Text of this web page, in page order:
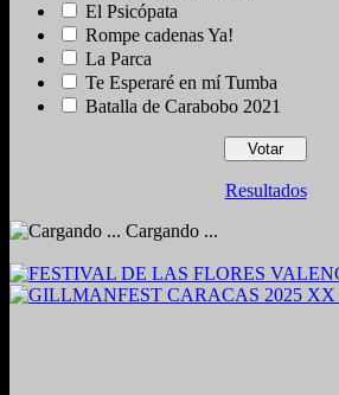
El Psicópata
Rompe cadenas Ya!
La Parca
Te Esperaré en mí Tumba
Batalla de Carabobo 2021
Resultados
Cargando ...